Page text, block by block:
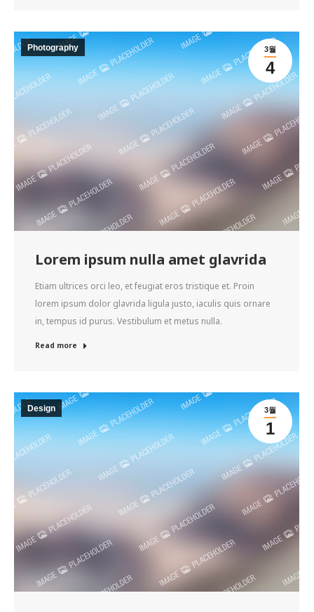
3월
4
Photography
Lorem ipsum nulla amet glavrida
Etiam ultrices orci leo, et feugiat eros tristique et. Proin
lorem ipsum dolor glavrida ligula justo, iaculis quis ornare
in, tempus id purus. Vestibulum et metus nulla.
Read more
3월
1
Design